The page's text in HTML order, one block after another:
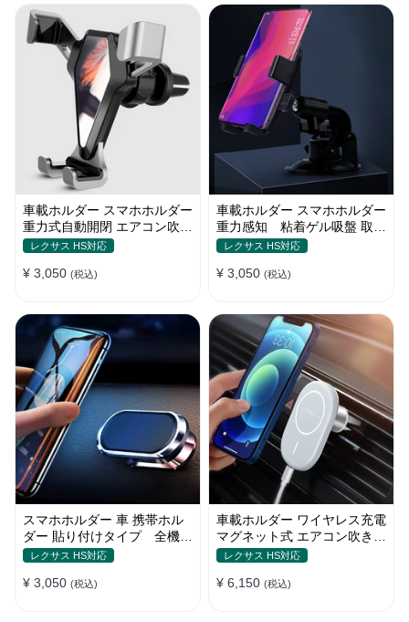
車載ホルダー スマホホルダー
重力式自動開閉 エアコン吹き
出し口用 全機種
レクサス HS対応
¥ 3,050 (税込)
車載ホルダー スマホホルダー
重力感知 粘着ゲル吸盤 取り
付け簡単 360度回転
レクサス HS対応
¥ 3,050 (税込)
スマホホルダー 車 携帯ホル
ダー 貼り付けタイプ 全機種
電波干渉なし 自由回転 合金
レクサス HS対応
¥ 3,050 (税込)
車載ホルダー ワイヤレス充電
マグネット式 エアコン吹き出
し口用 スマホ iPhone
レクサス HS対応
¥ 6,150 (税込)